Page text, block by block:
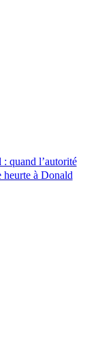
quand l’autorité
heurte à Donald